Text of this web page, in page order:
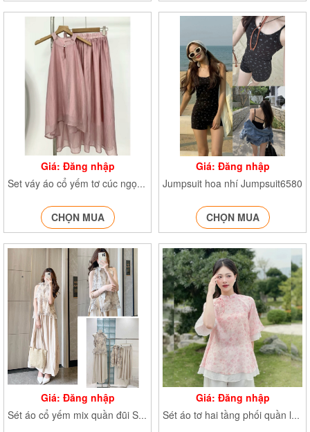
Giá: Đăng nhập
Set váy áo cổ yếm tơ cúc ngọc Set1455
CHỌN MUA
Giá: Đăng nhập
Jumpsuit hoa nhí Jumpsuit6580
CHỌN MUA
Giá: Đăng nhập
Sét áo cổ yếm mix quần đũi Set2405
Giá: Đăng nhập
Sét áo tơ hai tầng phối quần lụa Setaototang2018